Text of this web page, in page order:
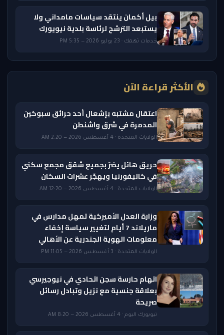
بيل أكمان ينتقد سياسات مامداني ولا
يستبعد الترشح لرئاسة بلدية نيويورك
خدمات تهمك · 23 يوليو 2026 — 5:35 PM
الأكثر قراءة الآن
اعتقال مشتبه بإشعال أحد حرائق سبوكين
المدمرة في شرق واشنطن
الولايات المتحدة · 4 أغسطس 2026 — 2:20 AM
حريق هائل يضرّ بجميع شقق مجمع سكني
في كاليفورنيا ويهجّر عشرات السكان
الولايات المتحدة · 4 أغسطس 2026 — 12:20 AM
وزارة العدل الأميركية تمهل مدارس في
ماريلاند 7 أيام لتغيير سياسة إخفاء
معلومات الهوية الجندرية عن الأهالي
الولايات المتحدة · 3 أغسطس 2026 — 11:05 PM
اتهام حارسة سجن اتحادي في نيوجيرسي
بعلاقة جنسية مع نزيل وتبادل رسائل
صريحة
نيويورك اليوم · 4 أغسطس 2026 — 8:20 AM